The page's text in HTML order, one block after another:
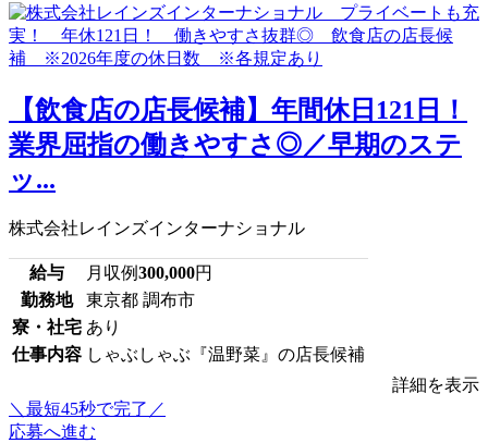
【飲食店の店長候補】年間休日121日！
業界屈指の働きやすさ◎／早期のステ
ッ...
株式会社レインズインターナショナル
給与 月収例300,000円
勤務地
東京都 調布市
寮・社宅 あり
仕事内容 しゃぶしゃぶ『温野菜』の店長候補
詳細を表示
＼最短45秒で完了／
応募へ進む